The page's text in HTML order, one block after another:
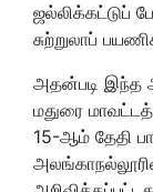
ஜல்லிக்கட்டுப்
சுற்றுலாப்
அதன்படி
மதுரை
15-ஆம் தேதி